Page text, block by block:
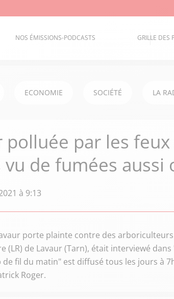
NOS ÉMISSIONS-PODCASTS GRILLE DES
ECONOMIE SOCIÉTÉ LA
polluée par les feux
vu de fumées aussi
à 9:13
porte plainte contre des
(LR) de Lavaur (Tarn), était interviewé
de fil du matin" est diffusé tous les jours à
Roger.